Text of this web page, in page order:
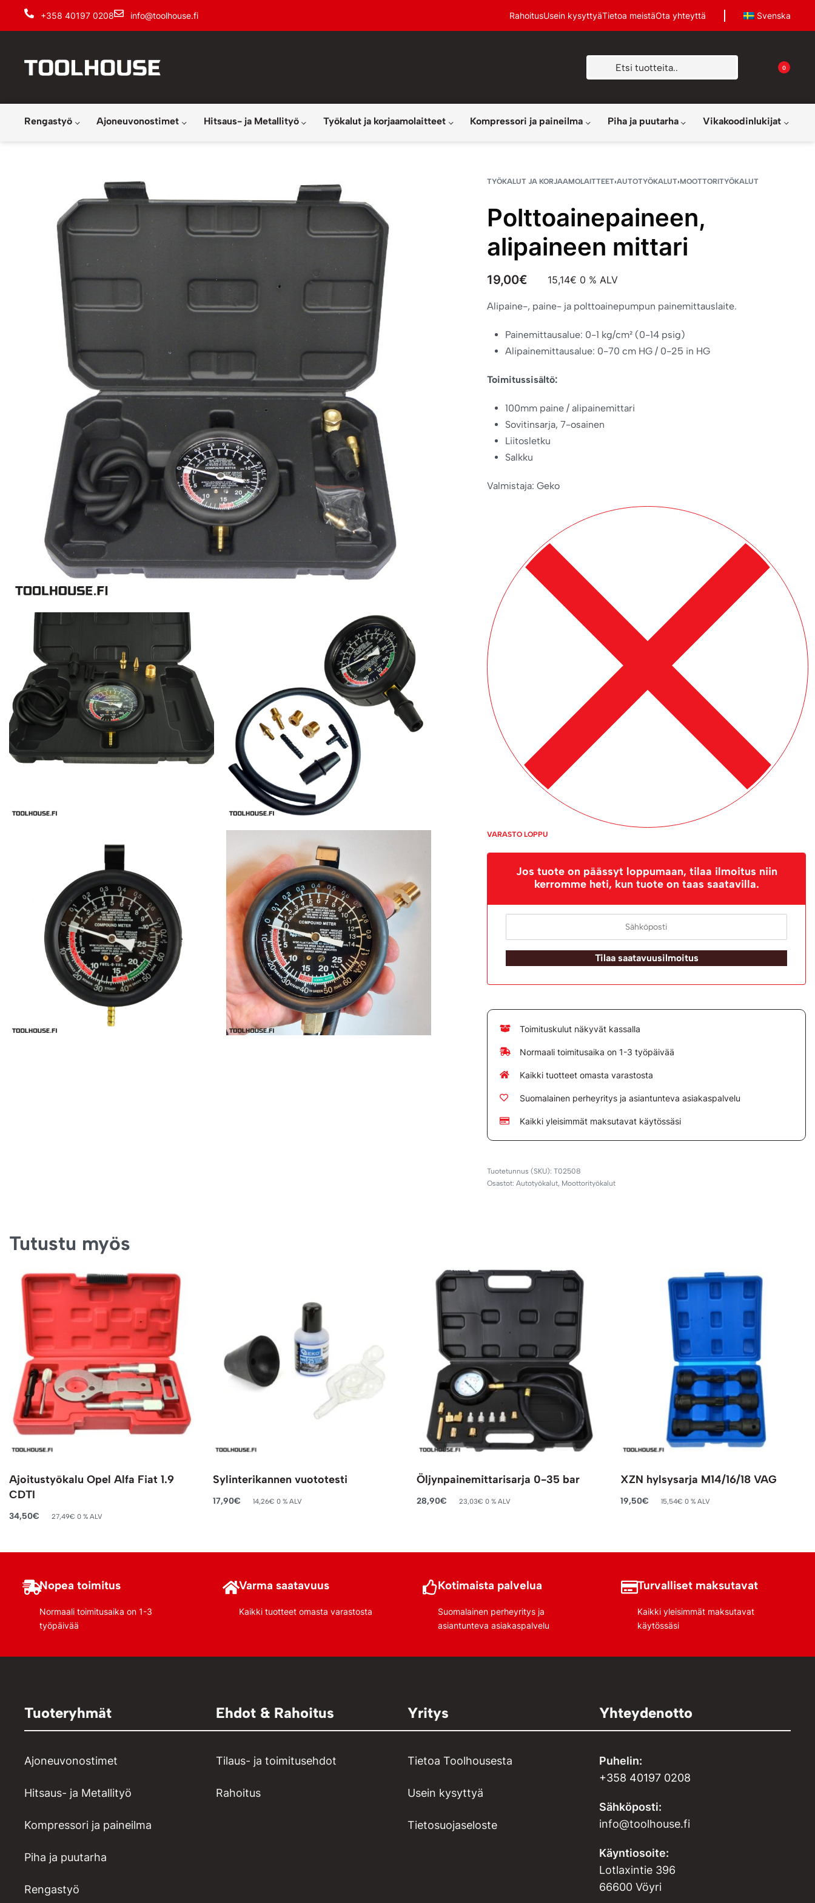
+358 40197 0208 info@toolhouse.fi RahoitusUsein kysyttyäTietoa meistäOta yhteyttä Svenska
0
Rengastyö Ajoneuvonostimet Hitsaus- ja Metallityö Työkalut ja korjaamolaitteet Kompressori ja paineilma Piha ja puutarha Vikakoodinlukijat
TYÖKALUT JA KORJAAMOLAITTEET›AUTOTYÖKALUT›MOOTTORITYÖKALUT
Polttoainepaineen,
alipaineen mittari
19,00€ 15,14€ 0 % ALV
Alipaine-, paine- ja polttoainepumpun painemittauslaite.
Painemittausalue: 0-1 kg/cm² (0-14 psig)
Alipainemittausalue: 0-70 cm HG / 0-25 in HG
Toimitussisältö:
100mm paine / alipainemittari
Sovitinsarja, 7-osainen
Liitosletku
Salkku
Valmistaja: Geko
VARASTO LOPPU
Jos tuote on päässyt loppumaan, tilaa ilmoitus niin
kerromme heti, kun tuote on taas saatavilla.
Tilaa saatavuusilmoitus
Toimituskulut näkyvät kassalla
Normaali toimitusaika on 1-3 työpäivää
Kaikki tuotteet omasta varastosta
Suomalainen perheyritys ja asiantunteva asiakaspalvelu
Kaikki yleisimmät maksutavat käytössäsi
T02508
Osastot:Autotyökalut, Moottorityökalut
Tutustu myös
Ajoitustyökalu Opel Alfa Fiat 1.9
CDTI
34,50€ 27,49€ 0 % ALV
Sylinterikannen vuototesti
17,90€ 14,26€ 0 % ALV
Öljynpainemittarisarja 0-35 bar
28,90€ 23,03€ 0 % ALV
XZN hylsysarja M14/16/18 VAG
19,50€ 15,54€ 0 % ALV
Nopea toimitus
Normaali toimitusaika on 1-3
työpäivää
Varma saatavuus
Kaikki tuotteet omasta varastosta
Kotimaista palvelua
Suomalainen perheyritys ja
asiantunteva asiakaspalvelu
Turvalliset maksutavat
Kaikki yleisimmät maksutavat
käytössäsi
Tuoteryhmät
Ajoneuvonostimet
Hitsaus- ja Metallityö
Kompressori ja paineilma
Piha ja puutarha
Rengastyö
Ehdot & Rahoitus
Tilaus- ja toimitusehdot
Rahoitus
Yritys
Tietoa Toolhousesta
Usein kysyttyä
Tietosuojaseloste
Yhteydenotto
Puhelin:
+358 40197 0208
Sähköposti:
info@toolhouse.fi
Käyntiosoite:
Lotlaxintie 396
66600 Vöyri